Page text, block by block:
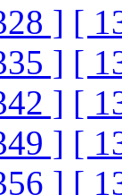
] [
] [
] [
] [
] [